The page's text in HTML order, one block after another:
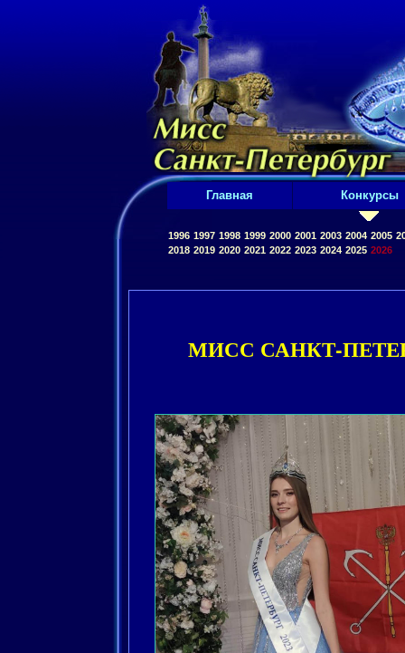
Главная Конкурсы
1996 1997 1998 1999 2000 2001 2003 2004 2005
2018 2019 2020 2021 2022 2023 2024 2025 2026
МИСС САНКТ-